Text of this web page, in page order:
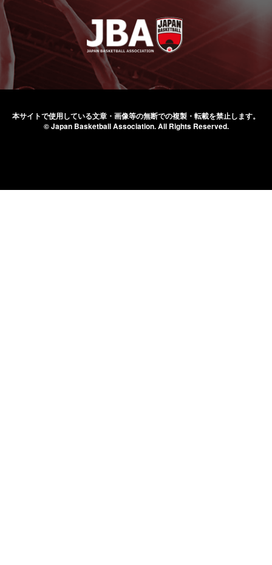
本サイトで使用している文章・画像等の無断での複製・転載を禁止します。
© Japan Basketball Association.All Rights Reserved.